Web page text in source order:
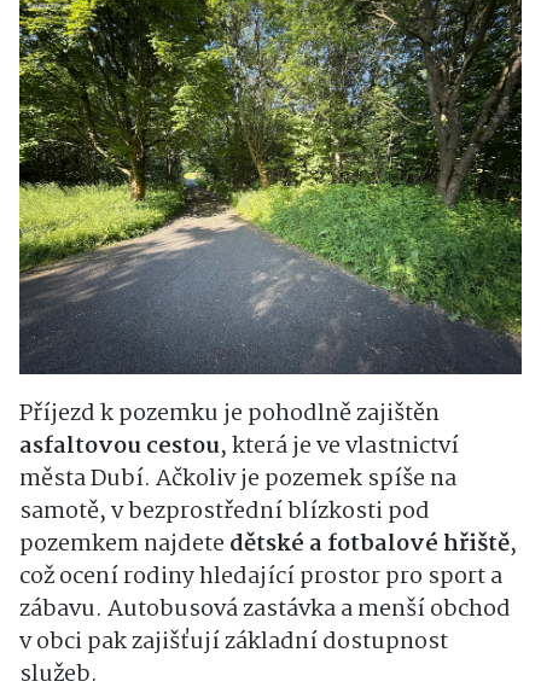
Příjezd k pozemku je pohodlně zajištěn
asfaltovou cestou, která je ve vlastnictví
města Dubí. Ačkoliv je pozemek spíše na
samotě, v bezprostřední blízkosti pod
pozemkem najdete dětské a fotbalové hřiště,
což ocení rodiny hledající prostor pro sport a
zábavu. Autobusová zastávka a menší obchod
v obci pak zajišťují základní dostupnost
služeb.